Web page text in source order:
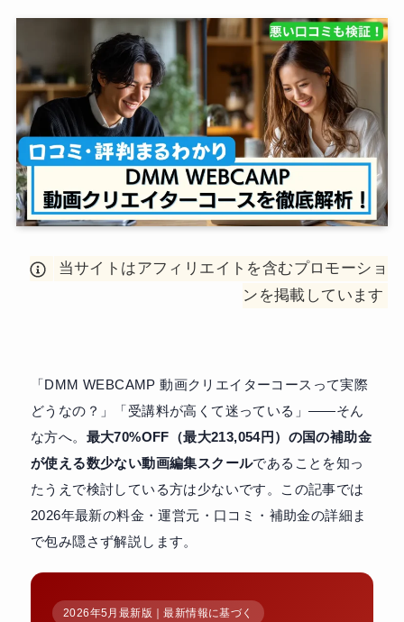
当サイトはアフィリエイトを含むプロモーショ
ンを掲載しています
「DMM WEBCAMP 動画クリエイターコースって実際
どうなの？」「受講料が高くて迷っている」——そん
な方へ。 最大70%OFF（最大213,054円）の国の補助金
が使える数少ない動画編集スクールであることを知っ
たうえで検討している方は少ないです。この記事では
2026年最新の料金・運営元・口コミ・補助金の詳細ま
で包み隠さず解説します。
2026年5月最新版｜最新情報に基づく